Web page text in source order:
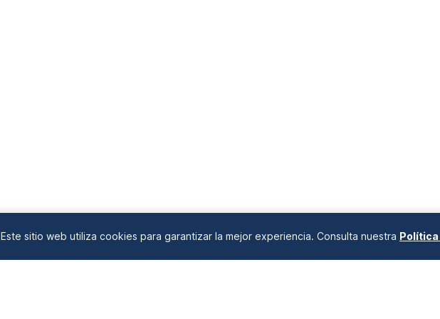
Este sitio web utiliza cookies para garantizar la mejor experiencia. Consulta nuestra Política